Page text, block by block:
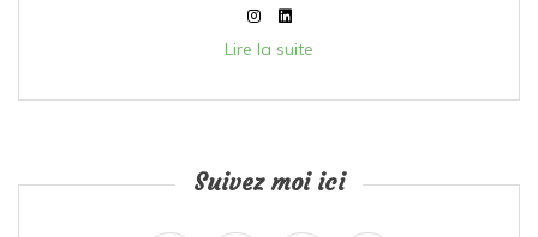
Lire la suite
Suivez moi ici